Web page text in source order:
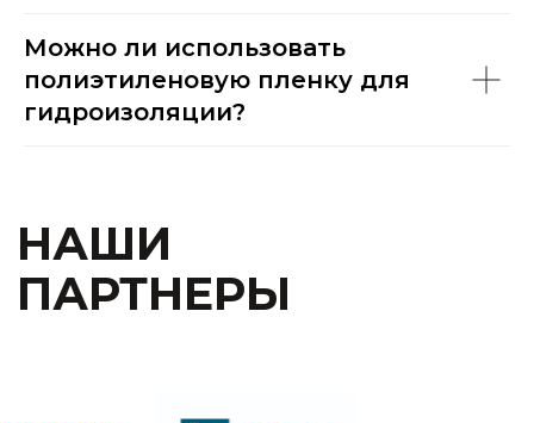
Можно ли использовать
полиэтиленовую пленку для
гидроизоляции?